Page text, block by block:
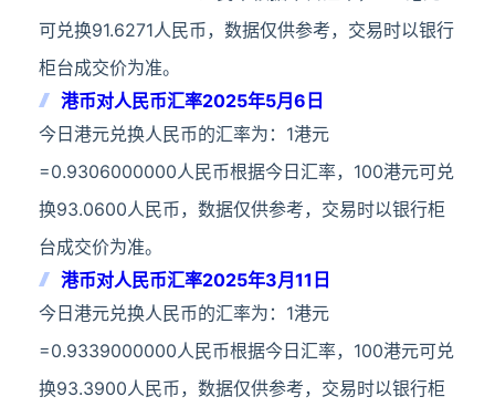
可兑换91.6271人民币，数据仅供参考，交易时以银行
柜台成交价为准。
港币对人民币汇率2025年5月6日
今日港元兑换人民币的汇率为：1港元
=0.9306000000人民币根据今日汇率，100港元可兑
换93.0600人民币，数据仅供参考，交易时以银行柜
台成交价为准。
港币对人民币汇率2025年3月11日
今日港元兑换人民币的汇率为：1港元
=0.9339000000人民币根据今日汇率，100港元可兑
换93.3900人民币，数据仅供参考，交易时以银行柜